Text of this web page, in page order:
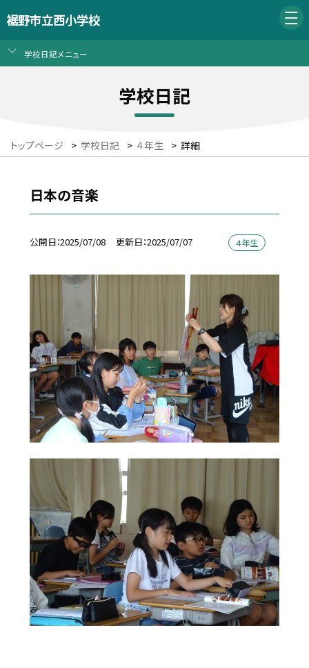
裾野市立西小学校
学校日記メニュー
学校日記
トップページ > 学校日記 > ４年生 > 詳細
日本の音楽
公開日 2025/07/08 更新日 2025/07/07 ４年生